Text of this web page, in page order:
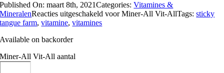
Published On: maart 8th, 2021Categories:Vitamines &
MineralenReacties uitgeschakeld voor Miner-All Vit-AllTags:sticky
tangue farm,vitamine,vitamines
Available on backorder
Miner-All Vit-All aantal